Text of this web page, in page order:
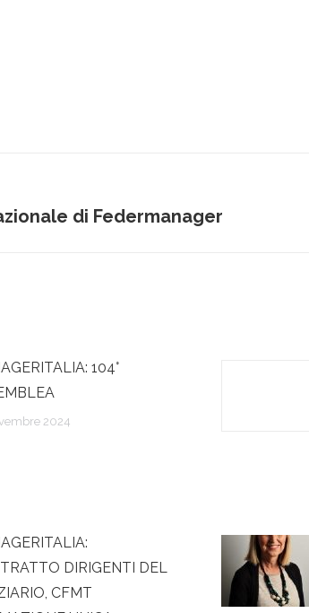
di Federmanager
104°
2024
DIRIGENTI DEL
CFMT